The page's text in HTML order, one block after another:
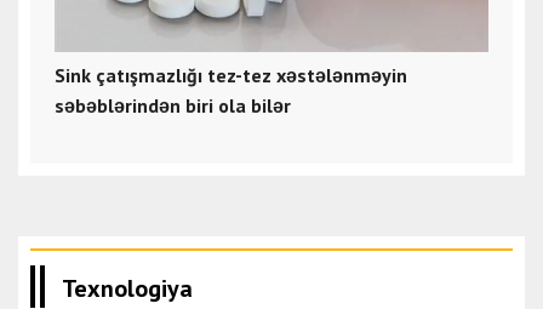
Sink çatışmazlığı tez-tez xəstələnməyin
səbəblərindən biri ola bilər
Texnologiya